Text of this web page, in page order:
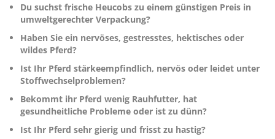
Du suchst frische Heucobs zu einem günstigen Preis in
umweltgerechter Verpackung?
Haben Sie ein nervöses, gestresstes, hektisches oder
wildes Pferd?
Ist Ihr Pferd stärkeempfindlich, nervös oder leidet unter
Stoffwechselproblemen?
Bekommt ihr Pferd wenig Rauhfutter, hat
gesundheitliche Probleme oder ist zu dünn?
Ist Ihr Pferd sehr gierig und frisst zu hastig?